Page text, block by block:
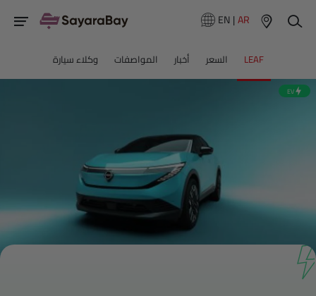
EN|AR
LEAF السعر أخبار المواصفات وكلاء سيارة
EV